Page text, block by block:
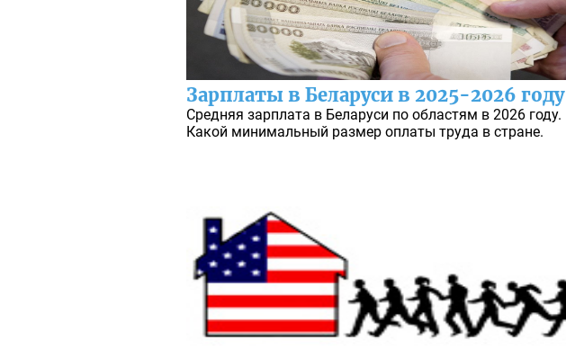
Зарплаты в Беларуси в 2025-2026 году
Средняя зарплата в Беларуси по областям в 2026 году.
Какой минимальный размер оплаты труда в стране.